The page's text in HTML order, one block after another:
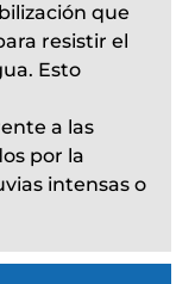
que
resistir el
Esto
a las
por la
intensas o